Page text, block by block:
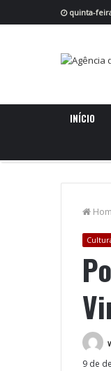
quinta-
INÍCIO
9 de